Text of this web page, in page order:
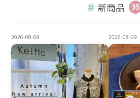
新商品 35
2026-08-09 2026-08-09